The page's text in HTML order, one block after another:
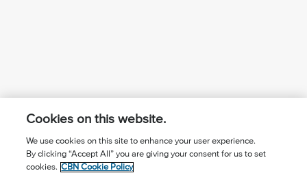
¿Conoces a Jesús?
Suscríbase al boletín
Seguir Mundo Cristiano
Cookies on this website.
We use cookies on this site to enhance your user experience.
By clicking “Accept All” you are giving your consent for us to set
cookies. CBN Cookie Policy